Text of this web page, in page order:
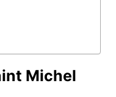
Michel